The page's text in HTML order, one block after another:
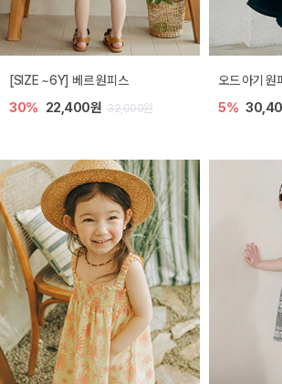
[SIZE ~6Y] 베르 원피스
30% 22,400원 32,000원
오드 아기 원
5%